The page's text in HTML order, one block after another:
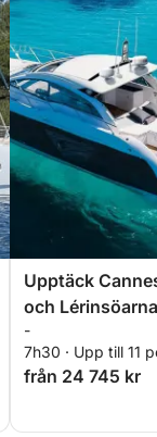
Upptäck
och
-
7h30 · Upp till 11
från 24 745 kr